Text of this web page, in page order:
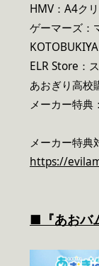
HMV：A4ク
ゲーマーズ：
ELR Store：
あおぎり高校
メーカー特典
メーカー特典
https://
■『あおバ